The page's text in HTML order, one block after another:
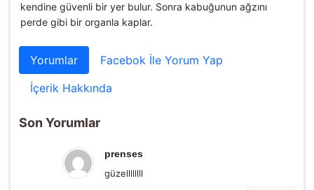
kendine güvenli bir yer bulur. Sonra kabuğunun ağzını
perde gibi bir organla kaplar.
Yorumlar
Facebok İle Yorum Yap
İçerik Hakkında
Son Yorumlar
prenses
güzellllllll